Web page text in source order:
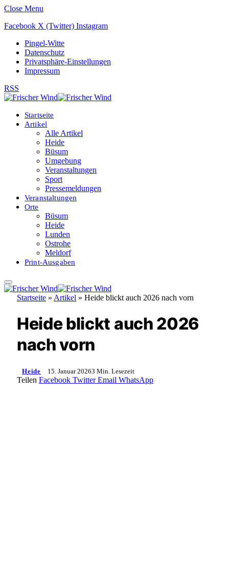
Close Menu
Facebook X (Twitter) Instagram
Pingel-Witte
Datenschutz
Privatsphäre-Einstellungen
Impressum
RSS
Startseite
Artikel
Alle Artikel
Heide
Büsum
Umgebung
Veranstaltungen
Sport
Pressemeldungen
Veranstaltungen
Orte
Büsum
Heide
Lunden
Ostrohe
Meldorf
Print-Ausgaben
Startseite » Artikel » Heide blickt auch 2026 nach vorn
Heide blickt auch 2026
nach vorn
Heide 15. Januar 20263 Min. Lesezeit
Teilen Facebook Twitter Email WhatsApp